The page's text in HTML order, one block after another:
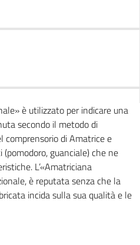
è utilizzato per indicare una
secondo il metodo di
comprensorio di Amatrice e
(pomodoro, guanciale) che ne
L’«Amatriciana
è reputata senza che la
incida sulla sua qualità e le